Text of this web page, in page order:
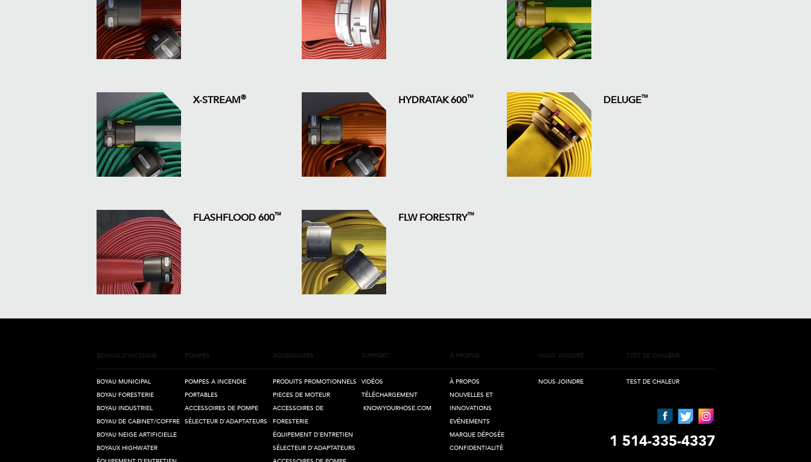
X-STREAM® HYDRATAK 600™ DELUGE™
FLASHFLOOD 600™ FLW FORESTRY™
BOYAUX D'INCENDIE
BOYAU MUNICIPAL
BOYAU FORESTERIE
BOYAU INDUSTRIEL
BOYAU DE CABINET/COFFRE
BOYAU NEIGE ARTIFICIELLE
BOYAUX HIGHWATER
POMPES
POMPES A INCENDIE
PORTABLES
ACCESSOIRES DE POMPE
SÉLECTEUR D'ADAPTATEURS
ACCESSOIRES
PRODUITS PROMOTIONNELS
PIECES DE MOTEUR
ACCESSOIRES DE
FORESTERIE
ÉQUIPEMENT D'ENTRETIEN
SÉLECTEUR D'ADAPTATEURS
SUPPORT
VIDÉOS
TÉLÉCHARGEMENT
À PROPOS
À PROPOS
NOUVELLES ET
INNOVATIONS
EVÉNEMENTS
MARQUE DÉPOSÉE
CONFIDENTIALITÉ
NOUS JOINDRE
NOUS JOINDRE
TEST DE CHALEUR
TEST DE CHALEUR
KNOWYOURHOSE.COM
1 514-335-4337